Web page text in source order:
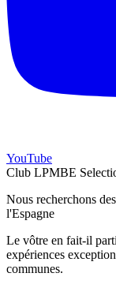
YouTube
Club LPMBE
Nous recherchons
l'Espagne
Le vôtre en fait-il
expériences
communes.